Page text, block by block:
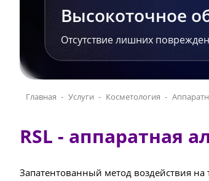
Высокоточное
Отсутствие лишних
Главная Услуги Косметология
RSL - аппаратная
Запатентованный метод воздействия